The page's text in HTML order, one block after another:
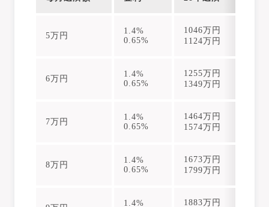
5万円
1.4%
0.65%
1046万円
1124万円
6万円
1.4%
0.65%
1255万円
1349万円
7万円
1.4%
0.65%
1464万円
1574万円
8万円
1.4%
0.65%
1673万円
1799万円
1.4% 1883万円